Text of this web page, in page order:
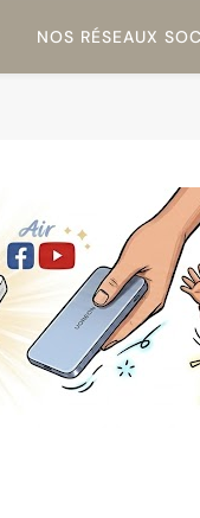
NOS RÉSEAUX